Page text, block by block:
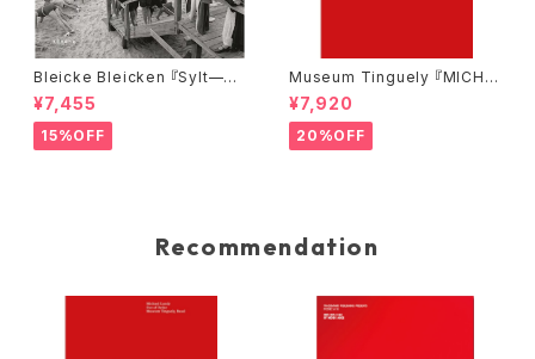
Bleicke Bleicken 『Sylt—M
eine Insel』
¥7,455
15%OFF
Museum Tinguely 『MICHA
EL LANDY: OUT OF ORDE
R』
¥7,920
20%OFF
Recommendation